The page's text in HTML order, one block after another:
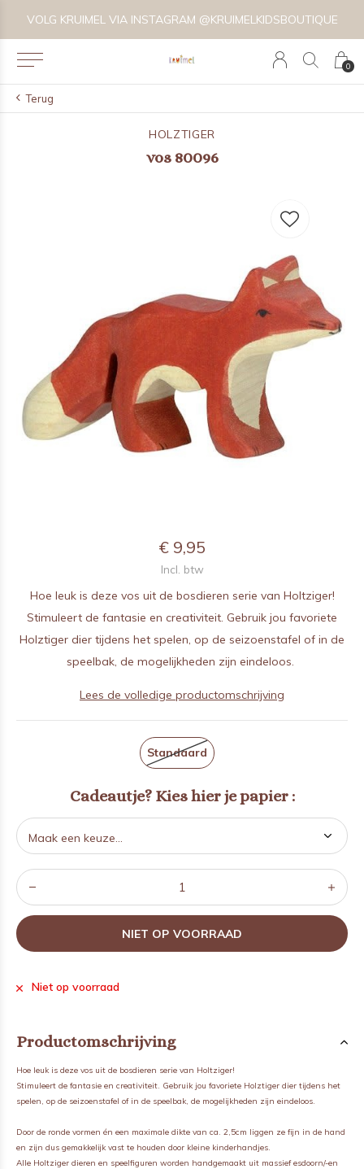
0
VOLG KRUIMEL VIA INSTAGRAM @KRUIMELKIDSBOUTIQUE
Terug
HOLZTIGER
vos 80096
€ 9,95
Incl. btw
Hoe leuk is deze vos uit de bosdieren serie van Holtziger!
Stimuleert de fantasie en creativiteit. Gebruik jou favoriete
Holztiger dier tijdens het spelen, op de seizoenstafel of in de
speelbak, de mogelijkheden zijn eindeloos.
Lees de volledige productomschrijving
Standaard
Cadeautje? Kies hier je papier :
NIET OP VOORRAAD
Niet op voorraad
Productomschrijving
Hoe leuk is deze vos uit de bosdieren serie van Holtziger!
Stimuleert de fantasie en creativiteit. Gebruik jou favoriete Holztiger dier tijdens het
spelen, op de seizoenstafel of in de speelbak, de mogelijkheden zijn eindeloos.
Door de ronde vormen én een maximale dikte van ca. 2,5cm liggen ze fijn in de hand
en zijn dus gemakkelijk vast te houden door kleine kinderhandjes.
Alle Holtziger dieren en speelfiguren worden handgemaakt uit massief esdoorn/-en